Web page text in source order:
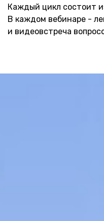
Каждый цикл состоит
В каждом вебинаре -
и видеовстреча